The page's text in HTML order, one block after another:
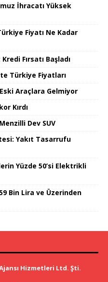
İhracatı Yüksek
Fiyatı Ne Kadar
Fırsatı Başladı
Türkiye Fiyatları
Araçlara Gelmiyor
Kırdı
Dev SUV
Yakıt Tasarrufu
Yüzde 50’si Elektrikli
Bin Lira ve Üzerinden
Hizmetleri Ltd. Şti.